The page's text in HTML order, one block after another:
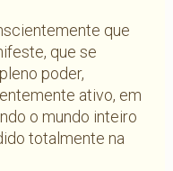
que
que se
poder,
ativo, em
o mundo inteiro
totalmente na